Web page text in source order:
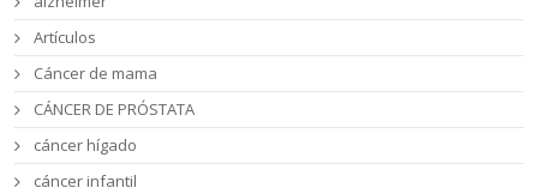
Artículos
Cáncer de mama
CÁNCER DE PRÓSTATA
cáncer hígado
cáncer infantil